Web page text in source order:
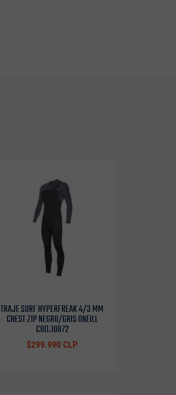
TRAJE SURF HYPERFREAK 4/3 MM
CHEST ZIP NEGRO/GRIS ONEILL
COD.10872
$299.990 CLP